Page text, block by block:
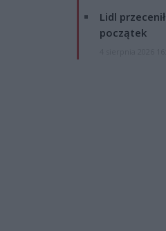
Lidl
początek